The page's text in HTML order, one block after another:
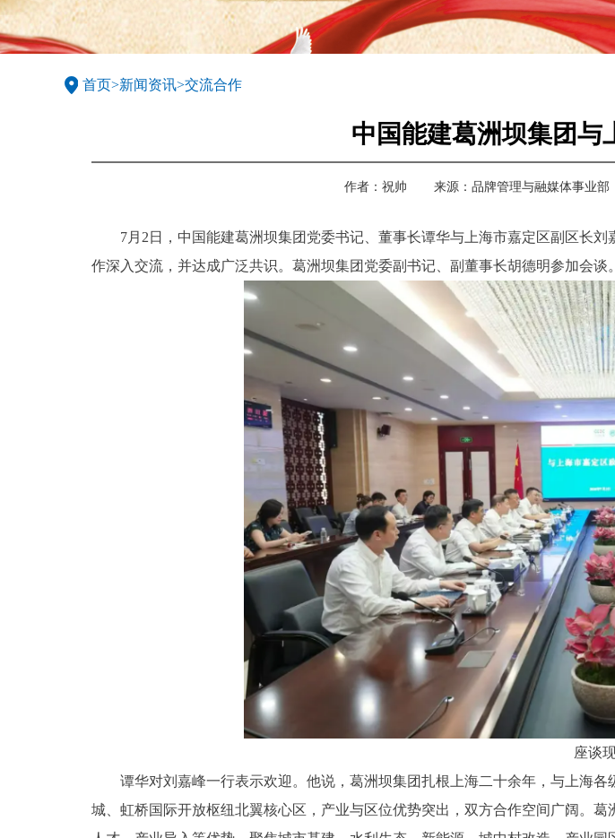
首页>新闻资讯>交流合作
中国能建葛洲坝集团与
作者： 祝帅 来源： 品牌管理与融媒体事业部
7月2日，中国能建葛洲坝集团党委书记、董事长谭华与上海市嘉定区副区长
作深入交流，并达成广泛共识。葛洲坝集团党委副书记、副董事长胡德明参加会谈。
座谈
谭华对刘嘉峰一行表示欢迎。他说，葛洲坝集团扎根上海二十余年，与上海
城、虹桥国际开放枢纽北翼核心区，产业与区位优势突出，双方合作空间广阔。